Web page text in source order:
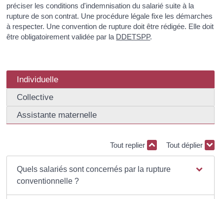
préciser les conditions d'indemnisation du salarié suite à la
rupture de son contrat. Une procédure légale fixe les démarches
à respecter. Une convention de rupture doit être rédigée. Elle doit
être obligatoirement validée par la DDETSPP.
Individuelle
Collective
Assistante maternelle
Tout replier Tout déplier
Quels salariés sont concernés par la rupture
conventionnelle ?